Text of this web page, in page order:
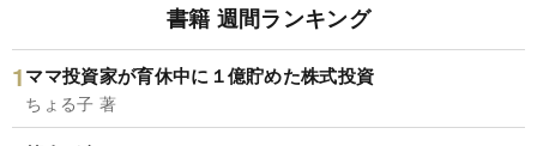
書籍 週間ランキング
ママ投資家が育休中に１億貯めた株式投資
ちょる子 著